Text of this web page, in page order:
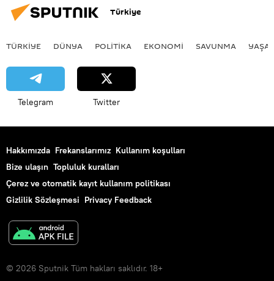
Türkiye
TÜRKIYE DÜNYA POLİTİKA EKONOMİ SAVUNMA
Telegram Twitter
Hakkımızda Frekanslarımız Kullanım koşulları
Bize ulaşın Topluluk kuralları
Çerez ve otomatik kayıt kullanım politikası
Gizlilik Sözleşmesi Privacy Feedback
© 2026 Sputnik Tüm hakları saklıdır. 18+